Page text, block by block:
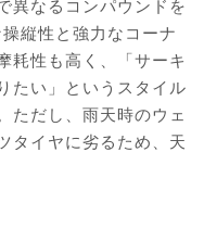
異なるコンパウンドを
縦性と強力なコーナ
耗性も高く、「サーキ
たい」というスタイル
ただし、雨天時のウェ
タイヤに劣るため、天